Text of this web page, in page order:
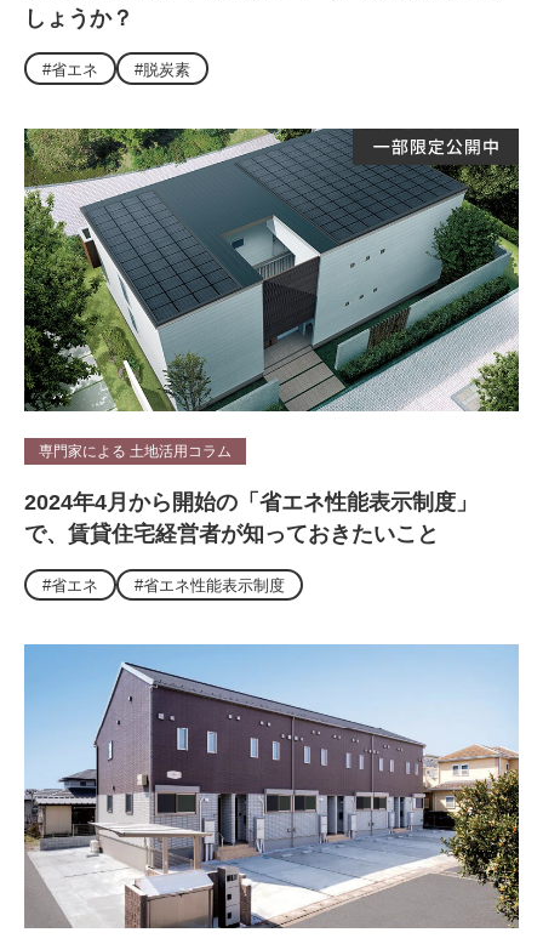
しょうか？
#省エネ #脱炭素
専門家による 土地活用コラム
2024年4月から開始の「省エネ性能表示制度」
で、賃貸住宅経営者が知っておきたいこと
#省エネ #省エネ性能表示制度